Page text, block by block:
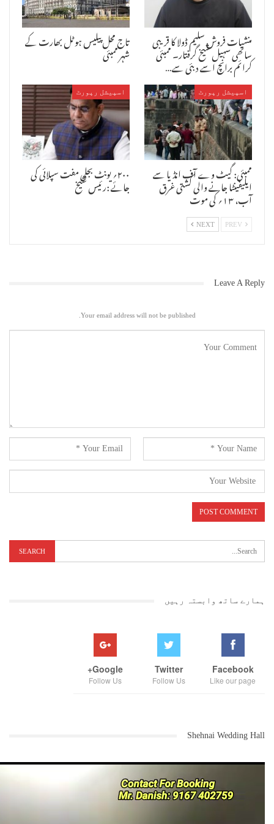
انہیں ہر جانے کے طور پردیا گیا صرف ۱۹۰۰؍ کروڑ روپئے ۔ بیشتر کسانوں
کو انشورنس کے پیسے دینے سے انکار کردیا گیا ۔ کسانوں نے جو پیسہ ہفتہ
کے طور پر ادا کیا تھا اس میں سے بچے ہوئے پیسےانشورنس کمپنیوں کی
تجوری میں گیا ۔ یعنی کہ یہ حکومت کا یہ پروگرام انشورنس کمپنیوں کو
فائدہ پہونچانے کے لئے تھا ۔ انہوں نے کہا کہ آج ریاست کی صورت حال یہ
ہے خشک سالی نظر تو آرہی ہے لیکن نگراں وزیر نظر نہیں آرہے ہیں ۔ اس
حکومت کے نزدیک تشویشناک خشک سالی اور انتہائی تشویشناک خشک سالی کا
اعلان کیا ہے جبکہ ایسا کچھ نہیں ہے ۔ حکومت صرف اعلانات کرتی ہےجبکہ اس
پر عمل ندارد ہے۔یہ فڑنویس سرکار نہیں بلکہ لوگوں کو پھنسانے والی
پھسنویس سرکار ہے ۔ انہوں نے کہا کہ اس حکومت نے کسانوں کے لئے مینیمم
سپورٹ پرائز کا اعلان کیا تھا اور کہا تھا کہ کسانوں کی فصلوں کو
مینیمم سپورٹ پرائز کے تحت خریدیں گے اور اس کے لئے قانون بنائیں گے ،
لیکن ایسا کچھ نہیں ہوا ۔ انہوں نے کہا کہ ایک وقت میں یہ ریاست ترقی
اور سرمایہ کاری میں اول مقام پر تھا لیکن گزشتہ چار سالوں سے یہ
کسانوں کی خودکشی کے معاملے میں اول مقام پر ہے۔ انہوں نے اپیل کی کہ
ہم سب ایک ساتھ آکر اس حکومت کو اقتدار سے بے دخل کریں۔ اس موقع پر
اسٹیج پر راشٹروادی کانگریس پارٹی کے قومی صدر اشوک چوہان، اسمبلی
میں حزبِ مخالف لیڈر رادھا کرشن وکھے پاٹل ، راشٹروادی کانگریس پارٹی
کے ریاستی صدر جینت پاٹل، کسان سبھا کے لیڈر ہونم مولّا ، شیتکری
منشیات فروش سلیم ڈولا کا قریبی
ساتھی سہیل شیخ گرفتار۔ ممبئی
کرائم برانچ اسے دبئی سے…
تاج محل پیلیس ہوٹل بھارت کے
شہر ممبئی
اسپیشل رپورٹ
ممبئی: گیٹ وے آف انڈیا سے
ایلیفینٹا جانے والی کشتی غرق
آب، ۱۳؍ کی موت
اسپیشل رپورٹ
۲۰۰؍ یونٹ بجلی مفت سپلائی کی
جائے :رئیس شیخ
NEXT
Leave A Reply
Your email address will not be published.
ہمارے ساتھ وابستہ رہیں
Facebook
Like our page
Twitter
Follow Us
Google+
Follow Us
Shehnai Wedding Hall